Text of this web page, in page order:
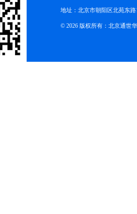
地址：北京市朝阳区北苑东路
© 2026 版权所有：北京通世